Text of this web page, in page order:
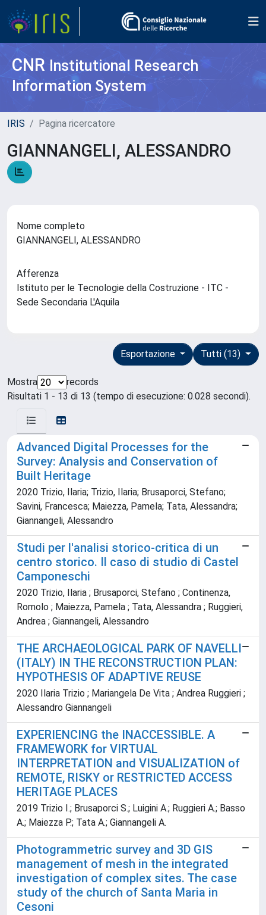
CNR Institutional Research
Information System
IRIS Pagina ricercatore
GIANNANGELI, ALESSANDRO
Nome completo
GIANNANGELI, ALESSANDRO
Afferenza
Istituto per le Tecnologie della Costruzione - ITC -
Sede Secondaria L'Aquila
Tutti (13)
Esportazione
Mostra
records
Risultati 1 - 13 di 13 (tempo di esecuzione: 0.028 secondi).
Advanced Digital Processes for the
Survey: Analysis and Conservation of
Built Heritage
2020 Trizio, Ilaria; Trizio, Ilaria; Brusaporci, Stefano;
Savini, Francesca; Maiezza, Pamela; Tata, Alessandra;
Giannangeli, Alessandro
Studi per l'analisi storico-critica di un
centro storico. Il caso di studio di Castel
Camponeschi
2020 Trizio, Ilaria ; Brusaporci, Stefano ; Continenza,
Romolo ; Maiezza, Pamela ; Tata, Alessandra ; Ruggieri,
Andrea ; Giannangeli, Alessandro
THE ARCHAEOLOGICAL PARK OF NAVELLI
(ITALY) IN THE RECONSTRUCTION PLAN:
HYPOTHESIS OF ADAPTIVE REUSE
2020 Ilaria Trizio ; Mariangela De Vita ; Andrea Ruggieri ;
Alessandro Giannangeli
EXPERIENCING the INACCESSIBLE. A
FRAMEWORK for VIRTUAL
INTERPRETATION and VISUALIZATION of
REMOTE, RISKY or RESTRICTED ACCESS
HERITAGE PLACES
2019 Trizio I.; Brusaporci S.; Luigini A.; Ruggieri A.; Basso
A.; Maiezza P.; Tata A.; Giannangeli A.
Photogrammetric survey and 3D GIS
management of mesh in the integrated
investigation of complex sites. The case
study of the church of Santa Maria in
Cesoni